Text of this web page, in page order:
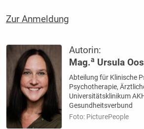
Zur Anmeldung
Autorin:
Mag.a Ursula
Abteilung für Klinische
Psychotherapie,
Universitätsklinikum
Gesundheitsverbund
Foto: PicturePeople